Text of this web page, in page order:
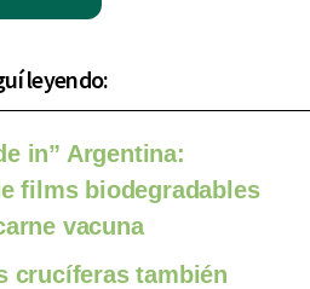
leyendo:
in” Argentina:
films biodegradables
vacuna
crucíferas también